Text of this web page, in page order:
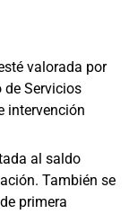
valorada por
Servicios
intervención
al saldo
También se
primera